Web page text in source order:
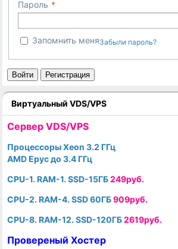
Пароль
Запомнить меняЗабыли пароль?
Войти Регистрация
Виртуальный VDS/VPS
Cервер VDS/VPS
Процессоры Xeon 3.2 ГГц
AMD Epyc до 3.4 ГГц
CPU-1. RAM-1. SSD-15ГБ249руб.
CPU-2. RAM-4. SSD 60ГБ909руб.
CPU-8. RAM-12. SSD-120ГБ2619руб.
Провереный Хостер